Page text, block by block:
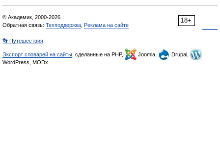
18+
© Академик, 2000-2026
Обратная связь: Техподдержка Реклама на сайте
👣 Путешествия
Экспорт словарей на сайты , сделанные на PHP, Joomla,
Drupal,
WordPress, MODx.